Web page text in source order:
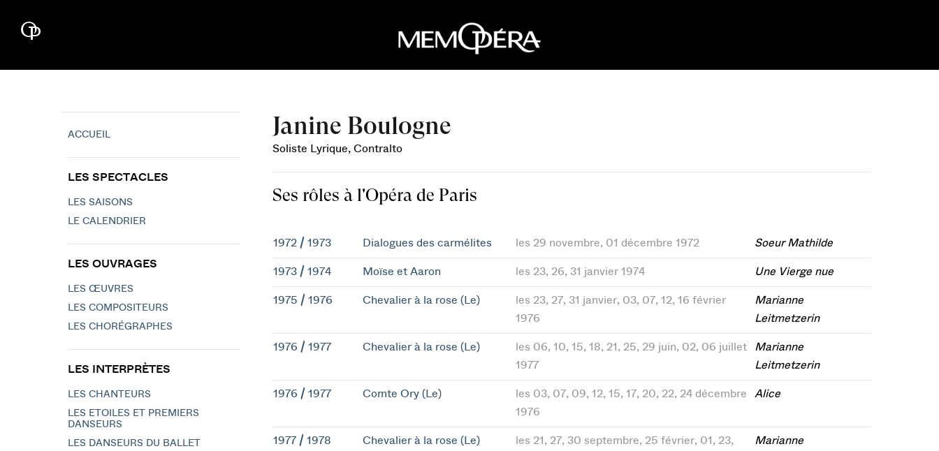
Janine Boulogne
Soliste Lyrique, Contralto
Ses rôles à l'Opéra de Paris
1972 / 1973 Dialogues des carmélites les 29 novembre, 01 décembre 1972 Soeur Mathilde
1973 / 1974 Moïse et Aaron les 23, 26, 31 janvier 1974 Une Vierge nue
1975 / 1976 Chevalier à la rose (Le)
les 23, 27, 31 janvier, 03, 07, 12, 16 février
1976
Marianne
Leitmetzerin
1976 / 1977 Chevalier à la rose (Le)
les 06, 10, 15, 18, 21, 25, 29 juin, 02, 06 juillet
1977
Marianne
Leitmetzerin
1976 / 1977 Comte Ory (Le)
les 03, 07, 09, 12, 15, 17, 20, 22, 24 décembre
1976
Alice
1977 / 1978 Chevalier à la rose (Le)
les 21, 27, 30 septembre, 25 février, 01, 23,
Marianne
ACCUEIL
LES SPECTACLES
LES SAISONS
LE CALENDRIER
LES OUVRAGES
LES ŒUVRES
LES COMPOSITEURS
LES CHORÉGRAPHES
LES INTERPRÈTES
LES CHANTEURS
LES ETOILES ET PREMIERS
DANSEURS
LES DANSEURS DU BALLET